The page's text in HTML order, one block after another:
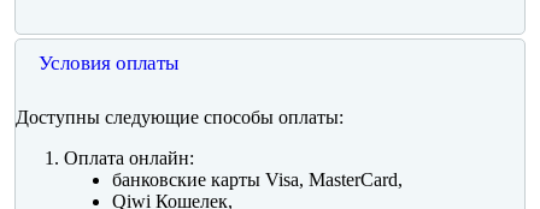
Условия оплаты
Доступны следующие способы оплаты:
Оплата онлайн:
банковские карты Visa, MasterCard,
Qiwi Кошелек,